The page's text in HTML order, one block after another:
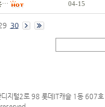
… 04-15
30
지털2로 98 롯데IT캐슬 1동 607호